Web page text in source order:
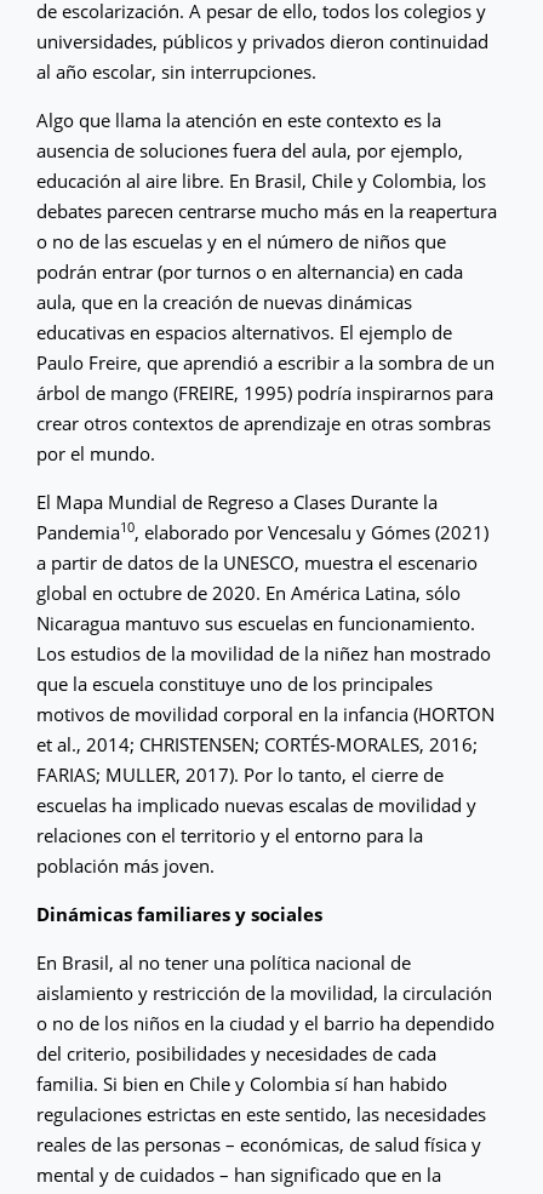
de escolarización. A pesar de ello, todos los colegios y
universidades, públicos y privados dieron continuidad
al año escolar, sin interrupciones.
Algo que llama la atención en este contexto es la
ausencia de soluciones fuera del aula, por ejemplo,
educación al aire libre. En Brasil, Chile y Colombia, los
debates parecen centrarse mucho más en la reapertura
o no de las escuelas y en el número de niños que
podrán entrar (por turnos o en alternancia) en cada
aula, que en la creación de nuevas dinámicas
educativas en espacios alternativos. El ejemplo de
Paulo Freire, que aprendió a escribir a la sombra de un
árbol de mango (FREIRE, 1995) podría inspirarnos para
crear otros contextos de aprendizaje en otras sombras
por el mundo.
El Mapa Mundial de Regreso a Clases Durante la
Pandemia10, elaborado por Vencesalu y Gómes (2021)
a partir de datos de la UNESCO, muestra el escenario
global en octubre de 2020. En América Latina, sólo
Nicaragua mantuvo sus escuelas en funcionamiento.
Los estudios de la movilidad de la niñez han mostrado
que la escuela constituye uno de los principales
motivos de movilidad corporal en la infancia (HORTON
et al., 2014; CHRISTENSEN; CORTÉS-MORALES, 2016;
FARIAS; MULLER, 2017). Por lo tanto, el cierre de
escuelas ha implicado nuevas escalas de movilidad y
relaciones con el territorio y el entorno para la
población más joven.
Dinámicas familiares y sociales
En Brasil, al no tener una política nacional de
aislamiento y restricción de la movilidad, la circulación
o no de los niños en la ciudad y el barrio ha dependido
del criterio, posibilidades y necesidades de cada
familia. Si bien en Chile y Colombia sí han habido
regulaciones estrictas en este sentido, las necesidades
reales de las personas – económicas, de salud física y
mental y de cuidados – han significado que en la